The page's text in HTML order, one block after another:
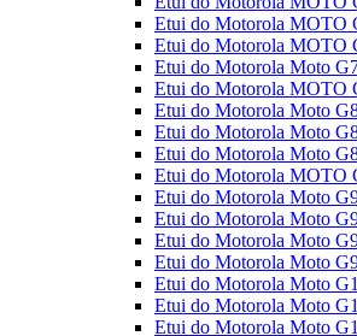
Etui do Motorola MOTO
Etui do Motorola MOTO
Etui do Motorola Moto
Etui do Motorola MOTO
Etui do Motorola Moto
Etui do Motorola Moto
Etui do Motorola Moto
Etui do Motorola MOTO
Etui do Motorola Moto
Etui do Motorola Moto
Etui do Motorola Moto
Etui do Motorola Moto
Etui do Motorola Moto
Etui do Motorola Moto
Etui do Motorola Moto